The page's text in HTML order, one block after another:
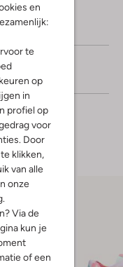
en
te
op
in
profiel op
voor
Door
klikken,
van alle
onze
Via de
kun je
of een